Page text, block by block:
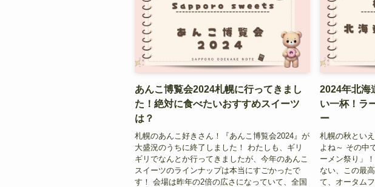
あんこ博覧会2024札幌に行ってきまし
た！絶対に食べたいおすすめスイーツ
は？
札幌のあんこ好きさん！『あんこ博覧会2024』が
大盛況のうちに終了しました！ わたしも、ギリ
ギリでなんとか行ってきましたが、今年のあんこ
スイーツのラインナップは本当にすごかったで
す！ 会場は昨年の2倍の広さになっていて、全国
2024年北海
い一杯！ラ
ー
札幌の秋とい
よね～ その中
ーメン祭り」
ない、この最
て、オータム